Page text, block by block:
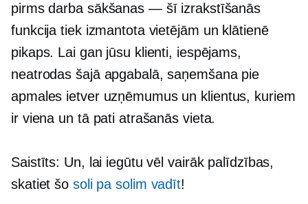
pirms darba sākšanas — šī izrakstīšanās
funkcija tiek izmantota vietējām un klātienē
pikaps. Lai gan jūsu klienti, iespējams,
neatrodas šajā apgabalā, saņemšana pie
apmales ietver uzņēmumus un klientus, kuriem
ir viena un tā pati atrašanās vieta.
Saistīts: Un, lai iegūtu vēl vairāk palīdzības,
skatiet šo soli pa solim vadīt!